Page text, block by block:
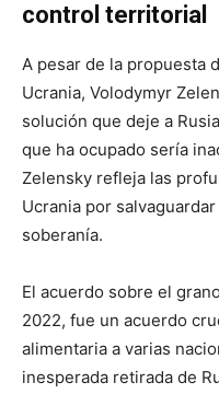
control territorial
A pesar de la propuesta
Ucrania, Volodymyr
solución que deje a
que ha ocupado sería
Zelensky refleja las
Ucrania por
soberanía.
El acuerdo sobre el
2022, fue un acuerdo
alimentaria a varias
inesperada retirada de